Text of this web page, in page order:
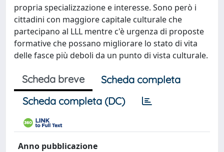
propria specializzazione e interesse. Sono però i
cittadini con maggiore capitale culturale che
partecipano al LLL mentre c'è urgenza di proposte
formative che possano migliorare lo stato di vita
delle fasce più deboli da un punto di vista culturale.
Scheda breve
Scheda completa
Scheda completa (DC)
Anno pubblicazione